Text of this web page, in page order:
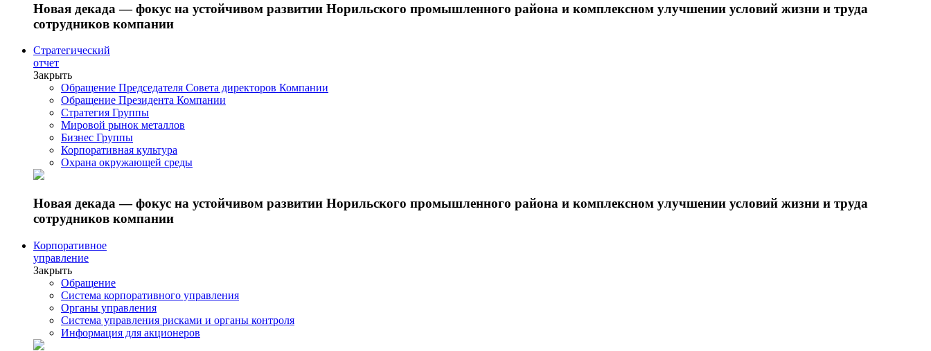
Новая декада — фокус на устойчивом развитии Норильского промышленного района и комплексном улучшении условий жизни и труда
сотрудников компании
Стратегический
отчет
Закрыть
Обращение Председателя Совета директоров Компании
Обращение Президента Компании
Стратегия Группы
Мировой рынок металлов
Бизнес Группы
Корпоративная культура
Охрана окружающей среды
Новая декада — фокус на устойчивом развитии Норильского промышленного района и комплексном улучшении условий жизни и труда
сотрудников компании
Корпоративное
управление
Закрыть
Обращение
Система корпоративного управления
Органы управления
Система управления рисками и органы контроля
Информация для акционеров